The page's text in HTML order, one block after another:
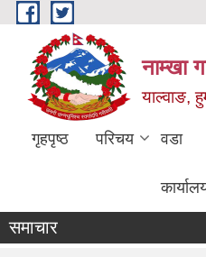
Skip to main content
नाम्खा
याल्वाङ,
गृहपृष्ठ परिचय वडा
समाचार